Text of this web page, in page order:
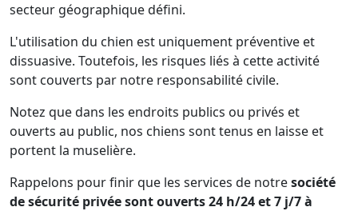
secteur géographique défini.
L'utilisation du chien est uniquement préventive et
dissuasive. Toutefois, les risques liés à cette activité
sont couverts par notre responsabilité civile.
Notez que dans les endroits publics ou privés et
ouverts au public, nos chiens sont tenus en laisse et
portent la muselière.
Rappelons pour finir que les services de notresociété
de sécurité privée sont ouverts 24 h/24 et 7 j/7 à